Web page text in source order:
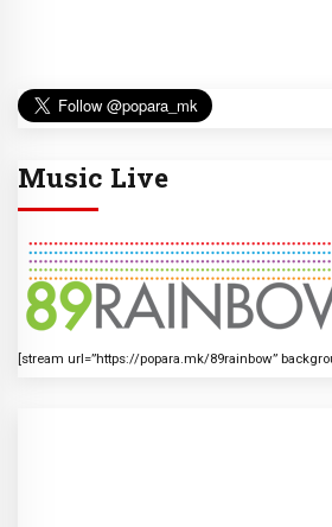
Music Live
[stream url=”https://popara.mk/89rainbow”